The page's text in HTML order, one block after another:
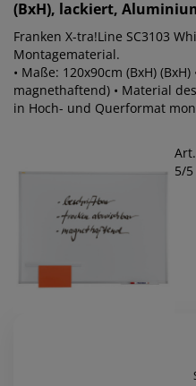
(BxH), lackiert,
Franken X-tra!Line SC3103
Montagematerial.
• Maße: 120x90cm (BxH)
magnethaftend) • Material
in Hoch- und Querformat
5/5